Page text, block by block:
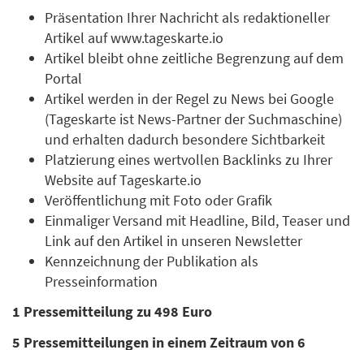
Präsentation Ihrer Nachricht als redaktioneller
Artikel auf www.tageskarte.io
Artikel bleibt ohne zeitliche Begrenzung auf dem
Portal
Artikel werden in der Regel zu News bei Google
(Tageskarte ist News-Partner der Suchmaschine)
und erhalten dadurch besondere Sichtbarkeit
Platzierung eines wertvollen Backlinks zu Ihrer
Website auf Tageskarte.io
Veröffentlichung mit Foto oder Grafik
Einmaliger Versand mit Headline, Bild, Teaser und
Link auf den Artikel in unseren Newsletter
Kennzeichnung der Publikation als
Presseinformation
1 Pressemitteilung zu 498 Euro
5 Pressemitteilungen in einem Zeitraum von 6